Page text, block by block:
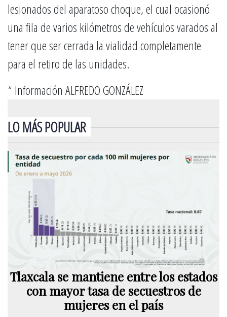
lesionados del aparatoso choque, el cual ocasionó
una fila de varios kilómetros de vehículos varados al
tener que ser cerrada la vialidad completamente
para el retiro de las unidades.
* Información ALFREDO GONZÁLEZ
LO MÁS POPULAR
Tlaxcala se mantiene entre los estados
con mayor tasa de secuestros de
mujeres en el país